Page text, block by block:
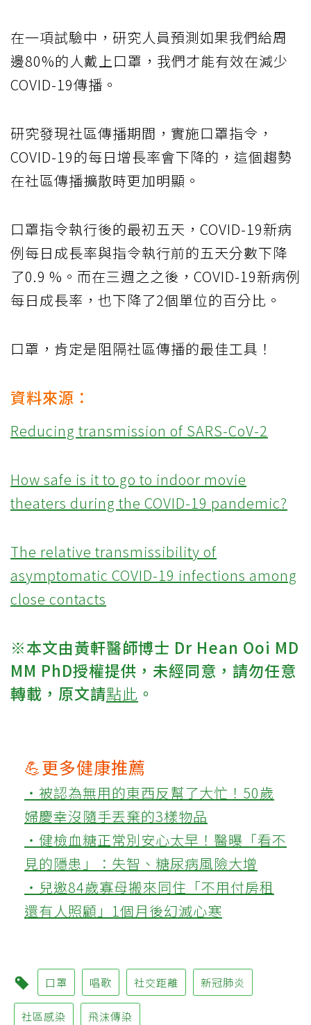
在一項試驗中，研究人員預測如果我們給周
邊80%的人戴上口罩，我們才能有效在減少
COVID-19傳播。
研究發現社區傳播期間，實施口罩指令，
COVID-19的每日增長率會下降的，這個趨勢
在社區傳播擴散時更加明顯。
口罩指令執行後的最初五天，COVID-19新病
例每日成長率與指令執行前的五天分數下降
了0.9 %。而在三週之之後，COVID-19新病例
每日成長率，也下降了2個單位的百分比。
口罩，肯定是阻隔社區傳播的最佳工具！
資料來源：
Reducing transmission of SARS-CoV-2
How safe is it to go to indoor movie
theaters during the COVID-19 pandemic?
The relative transmissibility of
asymptomatic COVID-19 infections among
close contacts
※本文由黃軒醫師博士 Dr Hean Ooi MD
MM PhD授權提供，未經同意，請勿任意
轉載，原文請點此 。
💪更多健康推薦
‧被認為無用的東西反幫了大忙！50歲
婦慶幸沒隨手丟棄的3樣物品
‧健檢血糖正常別安心太早！醫曝「看不
見的隱患」：失智、糖尿病風險大增
‧兒邀84歲寡母搬來同住「不用付房租
還有人照顧」1個月後幻滅心寒
口罩 唱歌 社交距離 新冠肺炎
社區感染 飛沫傳染